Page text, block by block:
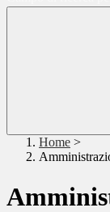
Home >